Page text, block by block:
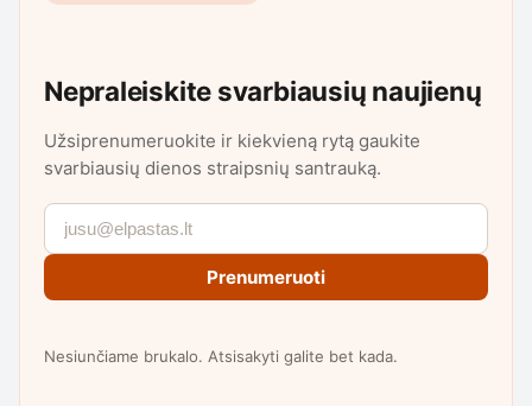
Nepraleiskite svarbiausių naujienų
Užsiprenumeruokite ir kiekvieną rytą gaukite
svarbiausių dienos straipsnių santrauką.
Prenumeruoti
Nesiunčiame brukalo. Atsisakyti galite bet kada.